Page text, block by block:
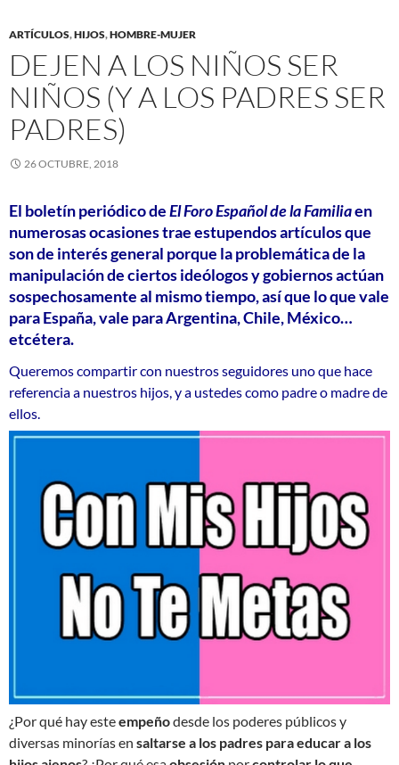
ARTÍCULOS,HIJOS,HOMBRE-MUJER
DEJEN A LOS NIÑOS SER
NIÑOS (Y A LOS PADRES SER
PADRES)
26 OCTUBRE, 2018
El boletín periódico deEl Foro Español de la Familiaen
numerosas ocasiones trae estupendos artículos que
son de interés general porque la problemática de la
manipulación de ciertos ideólogos y gobiernos actúan
sospechosamente al mismo tiempo, así que lo que vale
para España, vale para Argentina, Chile, México…
etcétera.
Queremos compartir con nuestros seguidores uno que hace
referencia a nuestros hijos, y a ustedes como padre o madre de
ellos.
¿Por qué hay esteempeñodesde los poderes públicos y
diversas minorías en saltarse a los padres para educar a los